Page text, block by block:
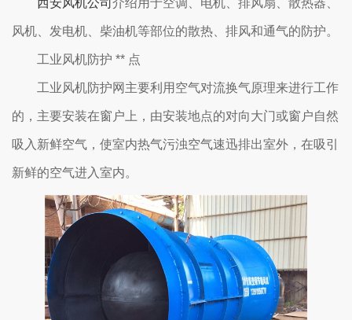
西安风机公司 介绍用于空调、电机、排风扇、散热器、
风机、发电机、柴油机等部位的散热、排风和通气的防护。
工业风机防护 ** 点
工业风机防护网主要利用空气对流换气原理来进行工作
的，主要安装在窗户上，由安装地点的对向大门或窗户自然
吸入新鲜空气，使室内热气污浊空气速迅排出室外，在吸引
新鲜的空气进入室内。